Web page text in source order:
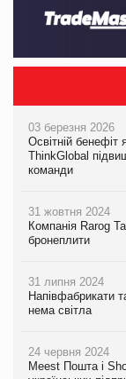
03 березня 2026
Освітній бенефіт
ThinkGlobal
команди
31 жовтня 2024
Компанія Rarog
бронеплити
31 липня 2024
Напівфабрикати
нема світла
24 червня 2024
Meest Пошта і